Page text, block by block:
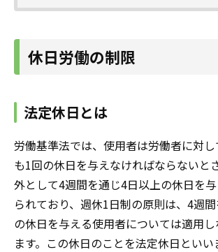
休日労働の制限
法定休日とは
労働基準法では、使用者は労働者に対
も1回の休日を与えなければならないと
外として4週間を通じ4日以上の休日を
られており、週休1日制の原則は、4週
の休日を与える使用者については適用
ます。この休日のことを法定休日といい